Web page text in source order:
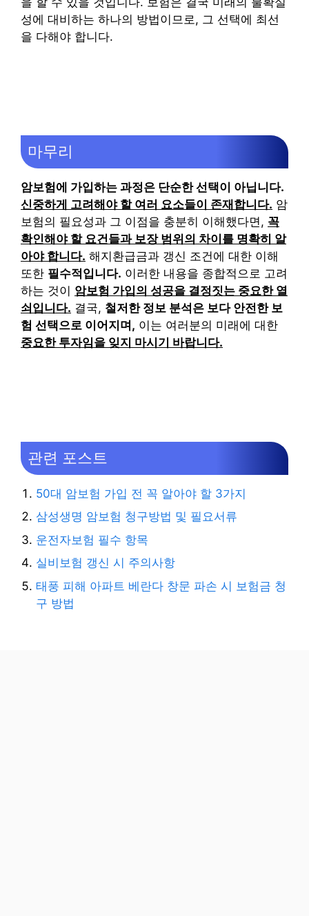
성에 대비하는 하나의 방법이므로, 그 선택에 최선
을 다해야 합니다.
마무리
암보험에 가입하는 과정은 단순한 선택이 아닙니다.
신중하게 고려해야 할 여러 요소들이 존재합니다. 암
보험의 필요성과 그 이점을 충분히 이해했다면, 꼭
확인해야 할 요건들과 보장 범위의 차이를 명확히 알
아야 합니다. 해지환급금과 갱신 조건에 대한 이해
또한 필수적입니다. 이러한 내용을 종합적으로 고려
하는 것이 암보험 가입의 성공을 결정짓는 중요한 열
쇠입니다. 결국, 철저한 정보 분석은 보다 안전한 보
험 선택으로 이어지며, 이는 여러분의 미래에 대한
중요한 투자임을 잊지 마시기 바랍니다.
관련 포스트
50대 암보험 가입 전 꼭 알아야 할 3가지
삼성생명 암보험 청구방법 및 필요서류
운전자보험 필수 항목
실비보험 갱신 시 주의사항
태풍 피해 아파트 베란다 창문 파손 시 보험금 청
구 방법